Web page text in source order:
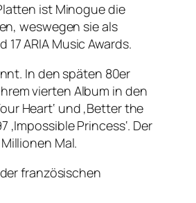
ist Minogue die
weswegen sie als
ARIA Music Awards.
In den späten 80er
vierten Album in den
Heart‘ und ‚Better the
Princess‘. Der
Mal.
französischen